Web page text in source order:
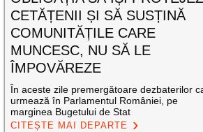
CETĂȚENII ȘI SĂ SUSȚINĂ
COMUNITĂȚILE CARE
MUNCESC, NU SĂ LE
ÎMPOVĂREZE
În aceste zile premergătoare dezbaterilor
urmează în Parlamentul României, pe
marginea Bugetului de Stat
CITEȘTE MAI DEPARTE